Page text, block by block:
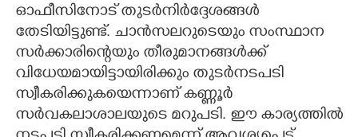
ഓഫീസിനോട് തുടർനിർദ്ദേശങ്ങൾ
തേടിയിട്ടുണ്ട്. ചാൻസലറുടെയും സംസ്ഥാന
സർക്കാരിന്റെയും തീരുമാനങ്ങൾക്ക്
വിധേയമായിട്ടായിരിക്കും തുടർനടപടി
സ്വീകരിക്കുകയെന്നാണ് കണ്ണൂർ
സർവകലാശാലയുടെ മറുപടി. ഈ കാര്യത്തിൽ